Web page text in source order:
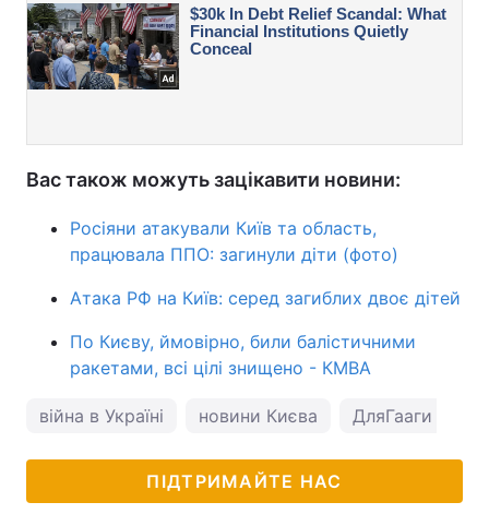
Вас також можуть зацікавити новини:
Росіяни атакували Київ та область,
працювала ППО: загинули діти (фото)
Атака РФ на Київ: серед загиблих двоє дітей
По Києву, ймовірно, били балістичними
ракетами, всі цілі знищено - КМВА
війна в Україні новини Києва ДляГааги
ПІДТРИМАЙТЕ НАС